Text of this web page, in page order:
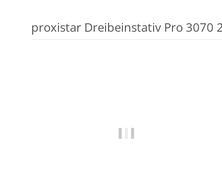
proxistar Dreibeinstativ Pro 3070